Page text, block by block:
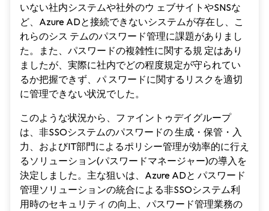
いない社内システムや社外のウ ェブサイトやSNSな
ど、Azure ADと接続できないシステムが存在し、こ
れらのシス テムのパスワード管理に課題がありまし
た。また、パスワードの複雑性に関する規 定はあり
ましたが、実際に社内でどの程度規定が守られてい
るか把握できず、パ スワードに関するリスクを適切
に管理できない状況でした。
このような状況から、ファイントゥデイグループ
は、非SSOシステムのパスワードの 生成・保管・入
力、およびIT部門によるポリシー管理が効率的に行え
るソリューション(パスワードマネージャー)の導入を
決定しました。主な狙いは、Azure ADと パスワード
管理ソリューションの統合による非SSOシステム利
用時のセキュリティ の向上、パスワード管理業務の